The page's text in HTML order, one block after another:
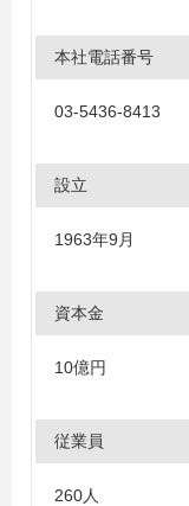
本社電話番号
03-5436-8413
設立
1963年9月
資本金
10億円
従業員
260人